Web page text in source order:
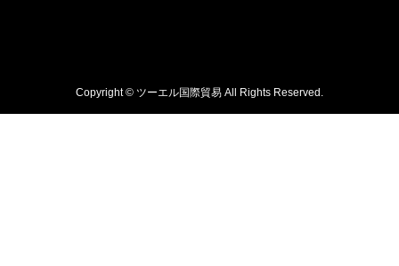
Copyright © ツーエル国際貿易 All Rights Reserved.